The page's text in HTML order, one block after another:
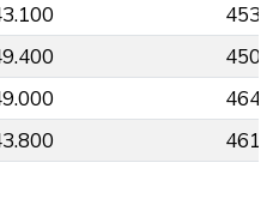
453
450
464
461